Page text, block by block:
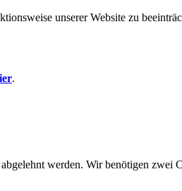
unserer Website zu
.
werden. Wir benötigen zwei